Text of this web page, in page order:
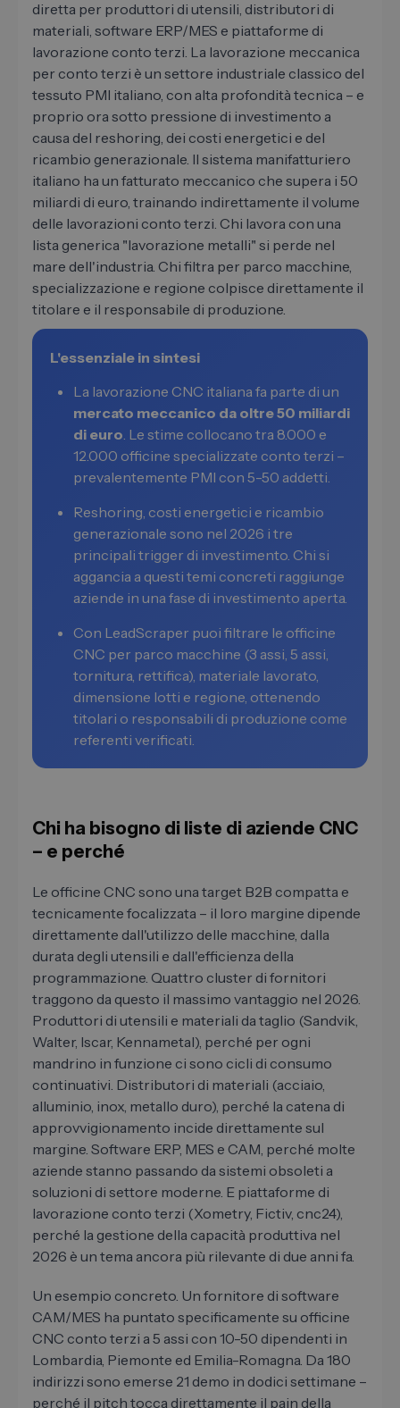
diretta per produttori di utensili, distributori di
materiali, software ERP/MES e piattaforme di
lavorazione conto terzi. La lavorazione meccanica
per conto terzi è un settore industriale classico del
tessuto PMI italiano, con alta profondità tecnica – e
proprio ora sotto pressione di investimento a
causa del reshoring, dei costi energetici e del
ricambio generazionale. Il sistema manifatturiero
italiano ha un fatturato meccanico che supera i 50
miliardi di euro, trainando indirettamente il volume
delle lavorazioni conto terzi. Chi lavora con una
lista generica "lavorazione metalli" si perde nel
mare dell'industria. Chi filtra per parco macchine,
specializzazione e regione colpisce direttamente il
titolare e il responsabile di produzione.
L'essenziale in sintesi
La lavorazione CNC italiana fa parte di un
mercato meccanico da oltre 50 miliardi
di euro. Le stime collocano tra 8.000 e
12.000 officine specializzate conto terzi –
prevalentemente PMI con 5-50 addetti.
Reshoring, costi energetici e ricambio
generazionale sono nel 2026 i tre
principali trigger di investimento. Chi si
aggancia a questi temi concreti raggiunge
aziende in una fase di investimento aperta.
Con LeadScraper puoi filtrare le officine
CNC per parco macchine (3 assi, 5 assi,
tornitura, rettifica), materiale lavorato,
dimensione lotti e regione, ottenendo
titolari o responsabili di produzione come
referenti verificati.
Chi ha bisogno di liste di aziende CNC
– e perché
Le officine CNC sono una target B2B compatta e
tecnicamente focalizzata – il loro margine dipende
direttamente dall'utilizzo delle macchine, dalla
durata degli utensili e dall'efficienza della
programmazione. Quattro cluster di fornitori
traggono da questo il massimo vantaggio nel 2026.
Produttori di utensili e materiali da taglio (Sandvik,
Walter, Iscar, Kennametal), perché per ogni
mandrino in funzione ci sono cicli di consumo
continuativi. Distributori di materiali (acciaio,
alluminio, inox, metallo duro), perché la catena di
approvvigionamento incide direttamente sul
margine. Software ERP, MES e CAM, perché molte
aziende stanno passando da sistemi obsoleti a
soluzioni di settore moderne. E piattaforme di
lavorazione conto terzi (Xometry, Fictiv, cnc24),
perché la gestione della capacità produttiva nel
2026 è un tema ancora più rilevante di due anni fa.
Un esempio concreto. Un fornitore di software
CAM/MES ha puntato specificamente su officine
CNC conto terzi a 5 assi con 10-50 dipendenti in
Lombardia, Piemonte ed Emilia-Romagna. Da 180
indirizzi sono emerse 21 demo in dodici settimane –
perché il pitch tocca direttamente il pain della